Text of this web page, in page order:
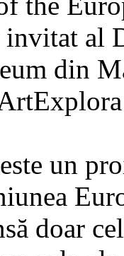
invitat al
din
un
doar